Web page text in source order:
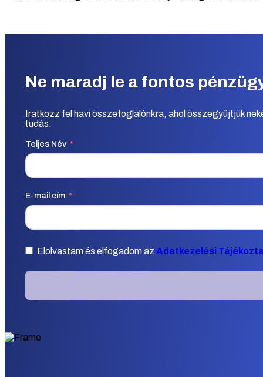
Ne maradj le a fontos
Iratkozz fel havi összefoglalónkra, ahol összegyűjtjük
tudás.
Teljes Név
E-mail cím
Elolvastam és elfogadom azAdatkezelési